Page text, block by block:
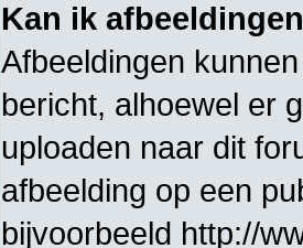
Kan ik
Afbeeldingen
bericht, alhoewel er
uploaden naar dit
afbeelding op een
bijvoorbeeld http://